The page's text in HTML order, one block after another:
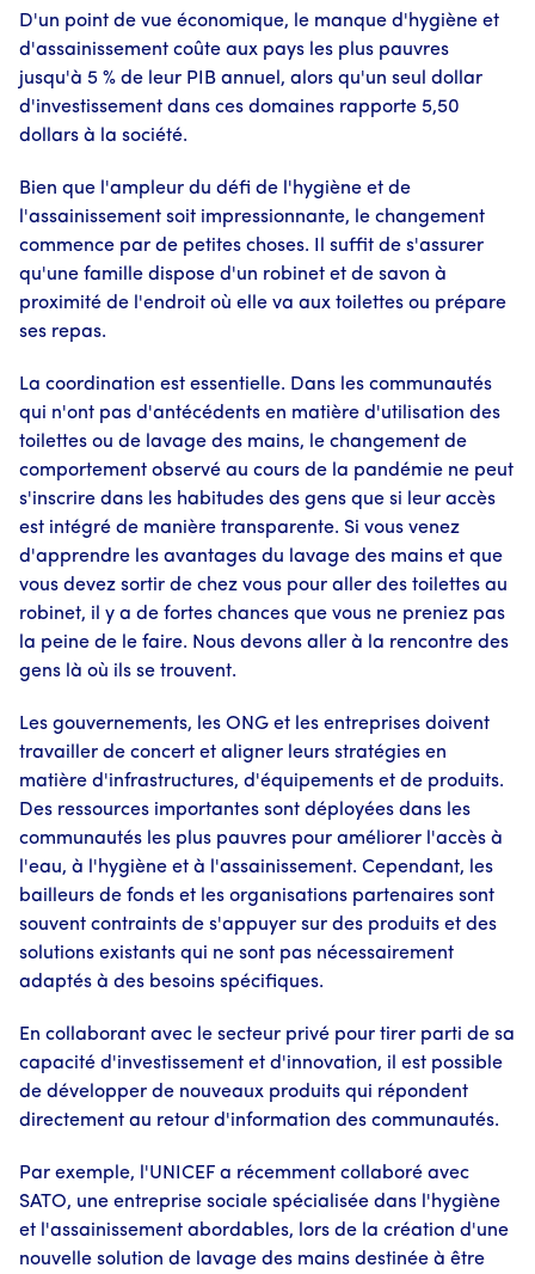
D'un point de vue économique, le manque d'hygiène et
d'assainissement coûte aux pays les plus pauvres
jusqu'à 5 % de leur PIB annuel, alors qu'un seul dollar
d'investissement dans ces domaines rapporte 5,50
dollars à la société.
Bien que l'ampleur du défi de l'hygiène et de
l'assainissement soit impressionnante, le changement
commence par de petites choses. Il suffit de s'assurer
qu'une famille dispose d'un robinet et de savon à
proximité de l'endroit où elle va aux toilettes ou prépare
ses repas.
La coordination est essentielle. Dans les communautés
qui n'ont pas d'antécédents en matière d'utilisation des
toilettes ou de lavage des mains, le changement de
comportement observé au cours de la pandémie ne peut
s'inscrire dans les habitudes des gens que si leur accès
est intégré de manière transparente. Si vous venez
d'apprendre les avantages du lavage des mains et que
vous devez sortir de chez vous pour aller des toilettes au
robinet, il y a de fortes chances que vous ne preniez pas
la peine de le faire. Nous devons aller à la rencontre des
gens là où ils se trouvent.
Les gouvernements, les ONG et les entreprises doivent
travailler de concert et aligner leurs stratégies en
matière d'infrastructures, d'équipements et de produits.
Des ressources importantes sont déployées dans les
communautés les plus pauvres pour améliorer l'accès à
l'eau, à l'hygiène et à l'assainissement. Cependant, les
bailleurs de fonds et les organisations partenaires sont
souvent contraints de s'appuyer sur des produits et des
solutions existants qui ne sont pas nécessairement
adaptés à des besoins spécifiques.
En collaborant avec le secteur privé pour tirer parti de sa
capacité d'investissement et d'innovation, il est possible
de développer de nouveaux produits qui répondent
directement au retour d'information des communautés.
Par exemple, l'UNICEF a récemment collaboré avec
SATO, une entreprise sociale spécialisée dans l'hygiène
et l'assainissement abordables, lors de la création d'une
nouvelle solution de lavage des mains destinée à être